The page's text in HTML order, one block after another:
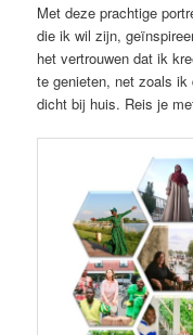
Met deze prachtige
die ik wil zijn,
het vertrouwen dat ik
te genieten, net zoals ik
dicht bij huis. Reis je